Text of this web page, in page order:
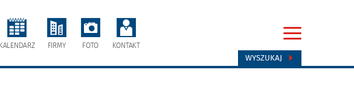
KALENDARZ FIRMY FOTO KONTAKT
WYSZUKAJ